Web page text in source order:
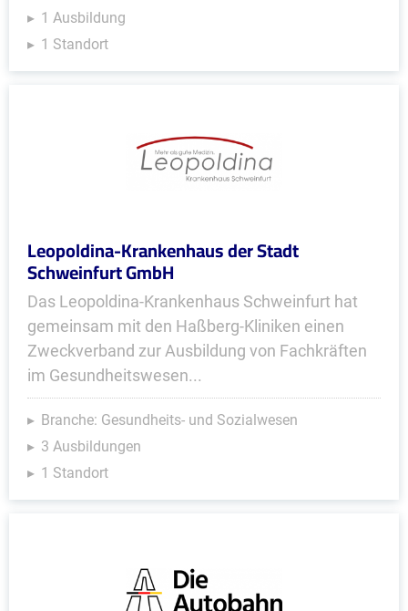
1 Ausbildung
1 Standort
Leopoldina-Krankenhaus der Stadt
Schweinfurt GmbH
Das Leopoldina-Krankenhaus Schweinfurt hat
gemeinsam mit den Haßberg-Kliniken einen
Zweckverband zur Ausbildung von Fachkräften
im Gesundheitswesen...
Branche: Gesundheits- und Sozialwesen
3 Ausbildungen
1 Standort